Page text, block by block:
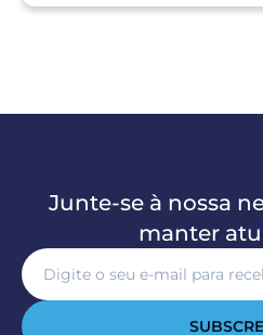
Junte-se à nossa
manter